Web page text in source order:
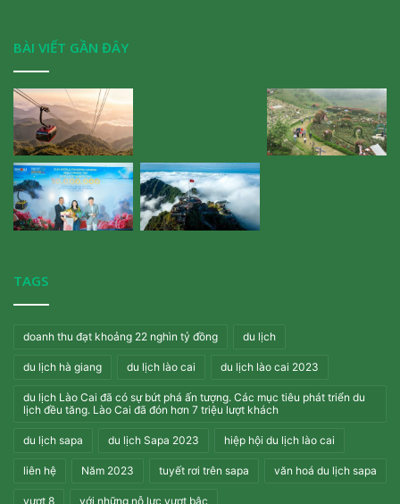
BÀI VIẾT GẦN ĐÂY
TAGS
doanh thu đạt khoảng 22 nghìn tỷ đồng du lịch
du lịch hà giang du lịch lào cai du lịch lào cai 2023
du lịch Lào Cai đã có sự bứt phá ấn tượng. Các mục tiêu phát triển du
lịch đều tăng. Lào Cai đã đón hơn 7 triệu lượt khách
du lịch sapa du lịch Sapa 2023 hiệp hội du lịch lào cai
liên hệ Năm 2023 tuyết rơi trên sapa văn hoá du lịch sapa
vượt 8 với những nỗ lực vượt bậc